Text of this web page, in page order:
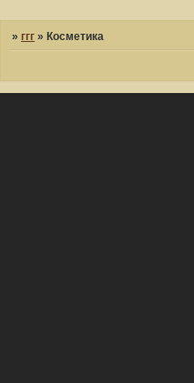
» ггг »Косметика